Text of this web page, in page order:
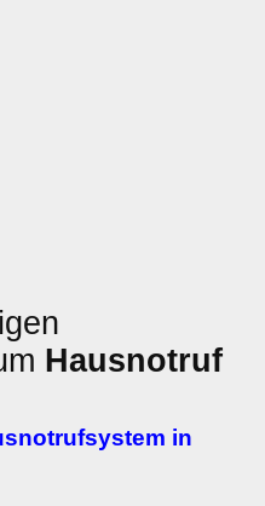
Hausnotruf
in